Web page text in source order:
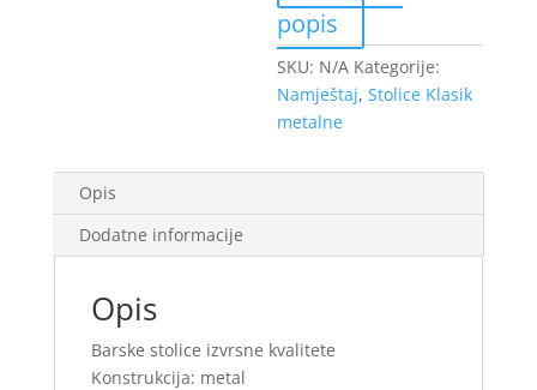
popis
SKU: N/A Kategorije:
Namještaj,Stolice Klasik
metalne
Opis
Dodatne informacije
Opis
Barske stolice izvrsne kvalitete
Konstrukcija: metal